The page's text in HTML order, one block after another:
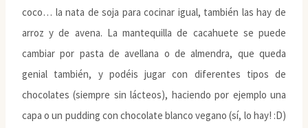
coco… la nata de soja para cocinar igual, también las hay de
arroz y de avena. La mantequilla de cacahuete se puede
cambiar por pasta de avellana o de almendra, que queda
genial también, y podéis jugar con diferentes tipos de
chocolates (siempre sin lácteos), haciendo por ejemplo una
capa o un pudding con chocolate blanco vegano (sí, lo hay! :D)